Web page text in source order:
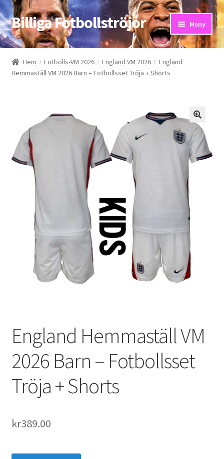
Hoppa
till
navigering
Hoppa
till
innehåll
Billiga Fotbollströjor Meny
Hem
Bloggar
Kassa
Kontakta oss
Mitt konto
Storleksguiden
Varukorg
Hem Fotbolls-VM 2026 England VM 2026
England
Hemmaställ VM 2026 Barn – Fotbollsset Tröja + Shorts
England Hemmaställ VM
2026 Barn – Fotbollsset
Tröja + Shorts
kr389.00